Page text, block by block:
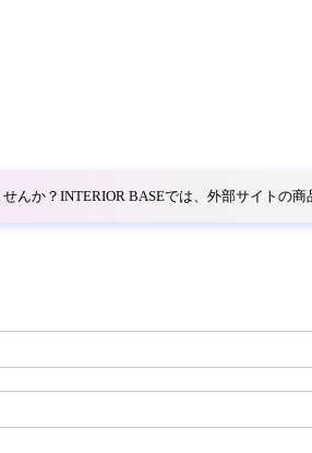
んか？INTERIOR BASEでは、外部サイトの商